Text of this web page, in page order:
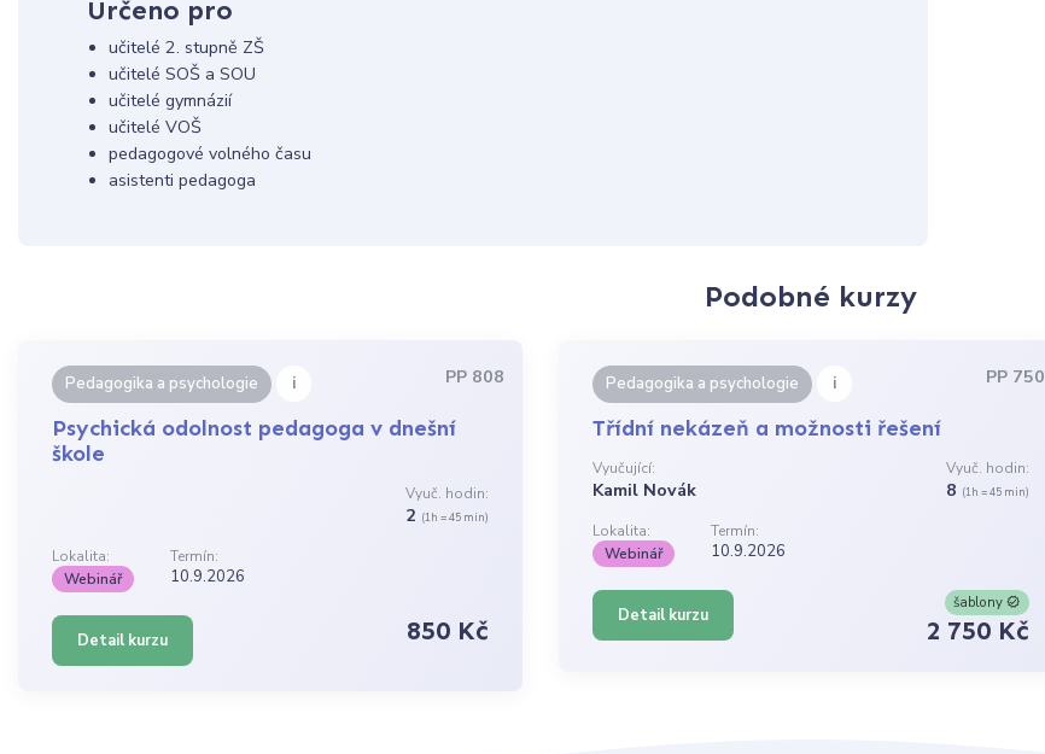
Určeno pro
učitelé 2. stupně ZŠ
učitelé SOŠ a SOU
učitelé gymnázií
učitelé VOŠ
pedagogové volného času
asistenti pedagoga
Podobné kurzy
Pedagogika a psychologie i PP 808
Psychická odolnost pedagoga v dnešní
škole
Vyuč. hodin:
2 (1h = 45 min)
Lokalita:
Termín:
Webinář
10.9.2026
Detail kurzu 850 Kč
Pedagogika a psychologie i PP 750
Třídní nekázeň a možnosti řešení
Vyučující:
Kamil Novák
Vyuč. hodin:
8 (1h = 45 min)
Lokalita:
Termín:
Webinář
10.9.2026
Detail kurzu
šablony
2 750 Kč